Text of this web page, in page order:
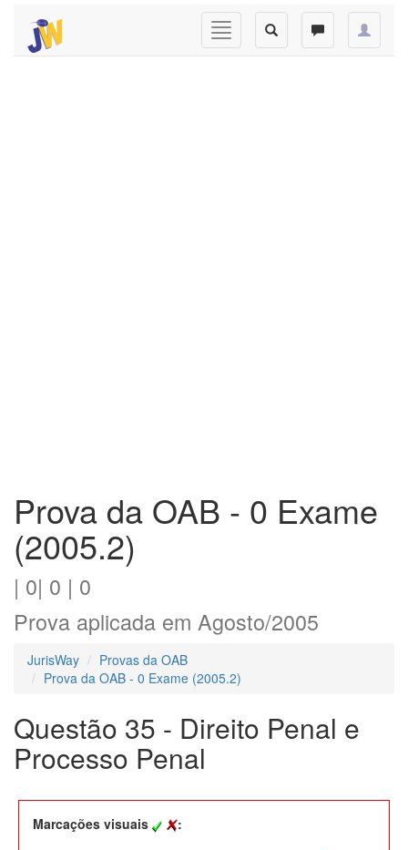
Prova da OAB - 0 Exame
(2005.2)
| 0| 0 | 0
Prova aplicada em Agosto/2005
JurisWay
Provas da OAB
Prova da OAB - 0 Exame (2005.2)
Questão 35 - Direito Penal e
Processo Penal
Marcações visuais
: